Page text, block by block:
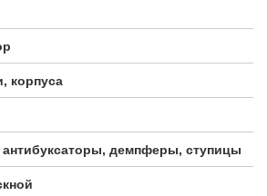
корпуса
демпферы, ступицы